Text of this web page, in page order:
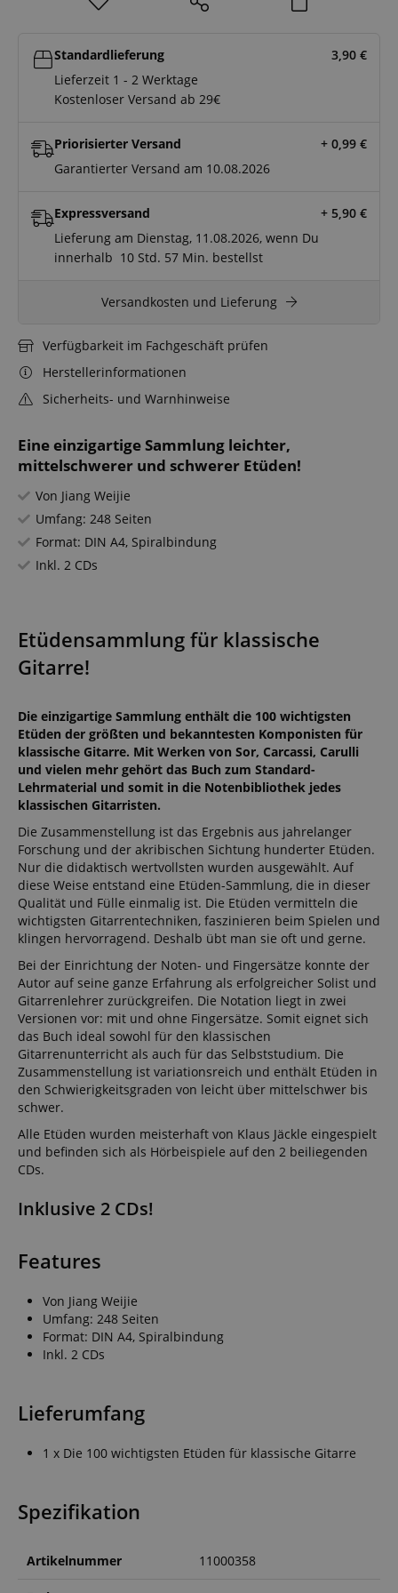
Eine einzigartige Sammlung leichter,
mittelschwerer und schwerer Etüden!
Von Jiang Weijie
Umfang: 248 Seiten
Format: DIN A4, Spiralbindung
Inkl. 2 CDs
Standardlieferung 3,90 €
Lieferzeit 1 - 2 Werktage
Kostenloser Versand ab 29€
Priorisierter Versand + 0,99 €
Garantierter Versand am 10.08.2026
Expressversand + 5,90 €
Lieferung am Dienstag, 11.08.2026, wenn Du
innerhalb 10 Std. 57 Min. bestellst
Versandkosten und Lieferung
Verfügbarkeit im Fachgeschäft prüfen
Herstellerinformationen
Sicherheits- und Warnhinweise
Etüdensammlung für klassische
Gitarre!
Die einzigartige Sammlung enthält die 100 wichtigsten
Etüden der größten und bekanntesten Komponisten für
klassische Gitarre. Mit Werken von Sor, Carcassi, Carulli
und vielen mehr gehört das Buch zum Standard-
Lehrmaterial und somit in die Notenbibliothek jedes
klassischen Gitarristen.
Die Zusammenstellung ist das Ergebnis aus jahrelanger
Forschung und der akribischen Sichtung hunderter Etüden.
Nur die didaktisch wertvollsten wurden ausgewählt. Auf
diese Weise entstand eine Etüden-Sammlung, die in dieser
Qualität und Fülle einmalig ist. Die Etüden vermitteln die
wichtigsten Gitarrentechniken, faszinieren beim Spielen und
klingen hervorragend. Deshalb übt man sie oft und gerne.
Bei der Einrichtung der Noten- und Fingersätze konnte der
Autor auf seine ganze Erfahrung als erfolgreicher Solist und
Gitarrenlehrer zurückgreifen. Die Notation liegt in zwei
Versionen vor: mit und ohne Fingersätze. Somit eignet sich
das Buch ideal sowohl für den klassischen
Gitarrenunterricht als auch für das Selbststudium. Die
Zusammenstellung ist variationsreich und enthält Etüden in
den Schwierigkeitsgraden von leicht über mittelschwer bis
schwer.
Alle Etüden wurden meisterhaft von Klaus Jäckle eingespielt
und befinden sich als Hörbeispiele auf den 2 beiliegenden
CDs.
Inklusive 2 CDs!
Features
Von Jiang Weijie
Umfang: 248 Seiten
Format: DIN A4, Spiralbindung
Inkl. 2 CDs
Lieferumfang
1 x Die 100 wichtigsten Etüden für klassische Gitarre
Spezifikation
Artikelnummer 11000358